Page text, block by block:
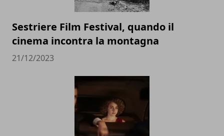
Sestriere Film Festival, quando il
cinema incontra la montagna
21/12/2023